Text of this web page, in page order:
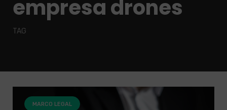
empresa drones
TAG
MARCO LEGAL